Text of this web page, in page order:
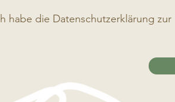
habe die Datenschutzerklärung